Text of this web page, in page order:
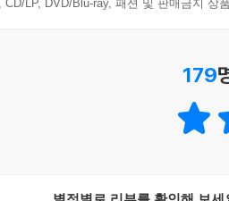
나는 것을 얻는 것일 수도 있고, 아
식은 하드 트레이닝 쇼를 통한 각
출연해 준우승을 거둔 이후 악플에
될 수 없고, 정확한 레시피조차 없어
CD/LP, DVD/Blu-ray, 패션 및 판매금지 상
179